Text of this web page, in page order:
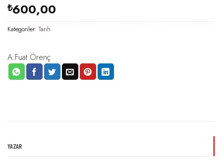
₺600,00
Kategoriler:Tarih
A.Fuat Örenç
YAZAR